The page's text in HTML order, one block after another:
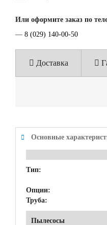
Или оформите заказ по
— 8 (029) 140-00-50
Доставка
Основные
Тип:
Опции:
Труба:
Пылесосы